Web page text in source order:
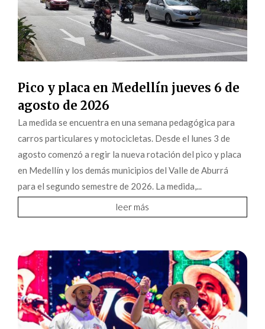
Pico y placa en Medellín jueves 6 de
agosto de 2026
La medida se encuentra en una semana pedagógica para
carros particulares y motocicletas. Desde el lunes 3 de
agosto comenzó a regir la nueva rotación del pico y placa
en Medellín y los demás municipios del Valle de Aburrá
para el segundo semestre de 2026. La medida,...
leer más